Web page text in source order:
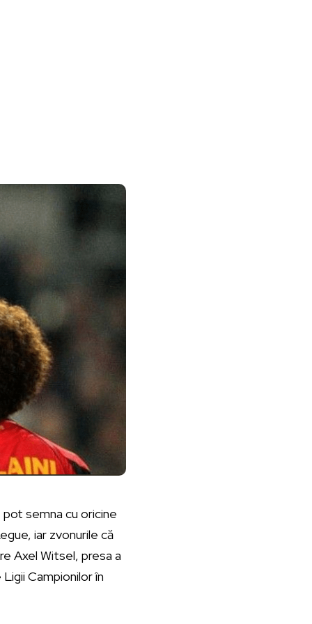
semna cu oricine
iar zvonurile că
Axel Witsel, presa a
Campionilor în